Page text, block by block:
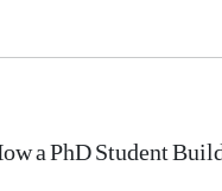
a PhD Student